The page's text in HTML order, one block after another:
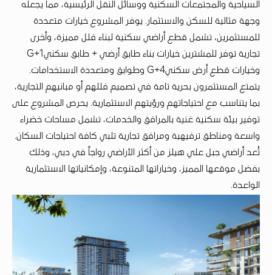
السياحية والمجتمعات السكنية ووسائل النقل الرئيسية، مما يجعله
وجهة مثالية للسكن والاستثمار. يوفر المشروع خيارات متعددة
للمستثمرين، تشمل قطع أراضي سكنية لبناء فلل مميزة، وأخرى
تجارية توفر للمشترين خيارات بناء طابق أرضي + طابق سكنيG+1
وخيارات قطع أرض سكنيG+4 وطوابق ومتعددة الاستخدامات.
يتمتع المستثمرون بحرية تامة في تصميم فللهم أو مبانيهم التجارية،
بما يتناسب مع احتياجاتهم ورؤيتهم الاستثمارية. يحرص المشروع على
توفير بيئة سكنية غنية بالمرافق والخدمات، تشمل مساحات خضراء
واسعة ومناطق ترفيهية ومرافق تجارية تلبي كافة احتياجات السكان.
تُعد أراضي جبل علي هيلز من أكثر الأراضي رواجاً في دبي، وذلك
بفضل موقعها المميز، وخياراتها المتنوعة، وإمكانياتها الاستثمارية
الواعدة.